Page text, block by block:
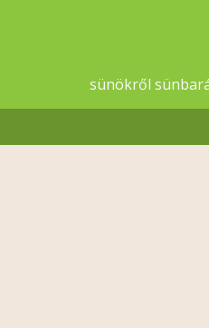
sünökről